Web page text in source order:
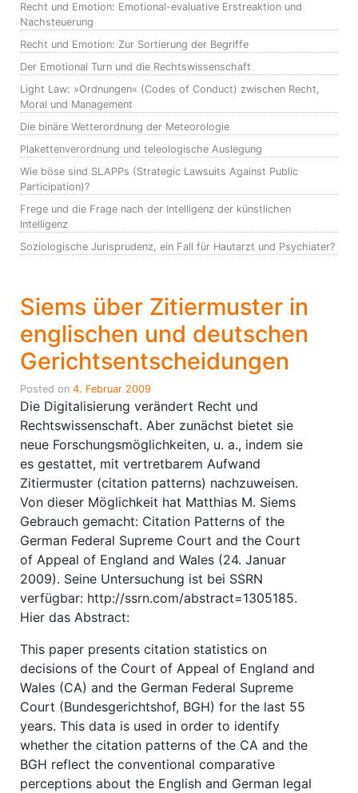
Recht und Emotion: Emotional-evaluative Erstreaktion und
Nachsteuerung
Recht und Emotion: Zur Sortierung der Begriffe
Der Emotional Turn und die Rechtswissenschaft
Light Law: »Ordnungen« (Codes of Conduct) zwischen Recht,
Moral und Management
Die binäre Wetterordnung der Meteorologie
Plakettenverordnung und teleologische Auslegung
Wie böse sind SLAPPs (Strategic Lawsuits Against Public
Participation)?
Frege und die Frage nach der Intelligenz der künstlichen
Intelligenz
Soziologische Jurisprudenz, ein Fall für Hautarzt und Psychiater?
Siems über Zitiermuster in
englischen und deutschen
Gerichtsentscheidungen
Posted on 4. Februar 2009
Die Digitalisierung verändert Recht und
Rechtswissenschaft. Aber zunächst bietet sie
neue Forschungsmöglichkeiten, u. a., indem sie
es gestattet, mit vertretbarem Aufwand
Zitiermuster (citation patterns) nachzuweisen.
Von dieser Möglichkeit hat Matthias M. Siems
Gebrauch gemacht: Citation Patterns of the
German Federal Supreme Court and the Court
of Appeal of England and Wales (24. Januar
2009). Seine Untersuchung ist bei SSRN
verfügbar: http://ssrn.com/abstract=1305185.
Hier das Abstract:
This paper presents citation statistics on
decisions of the Court of Appeal of England and
Wales (CA) and the German Federal Supreme
Court (Bundesgerichtshof, BGH) for the last 55
years. This data is used in order to identify
whether the citation patterns of the CA and the
BGH reflect the conventional comparative
perceptions about the English and German legal